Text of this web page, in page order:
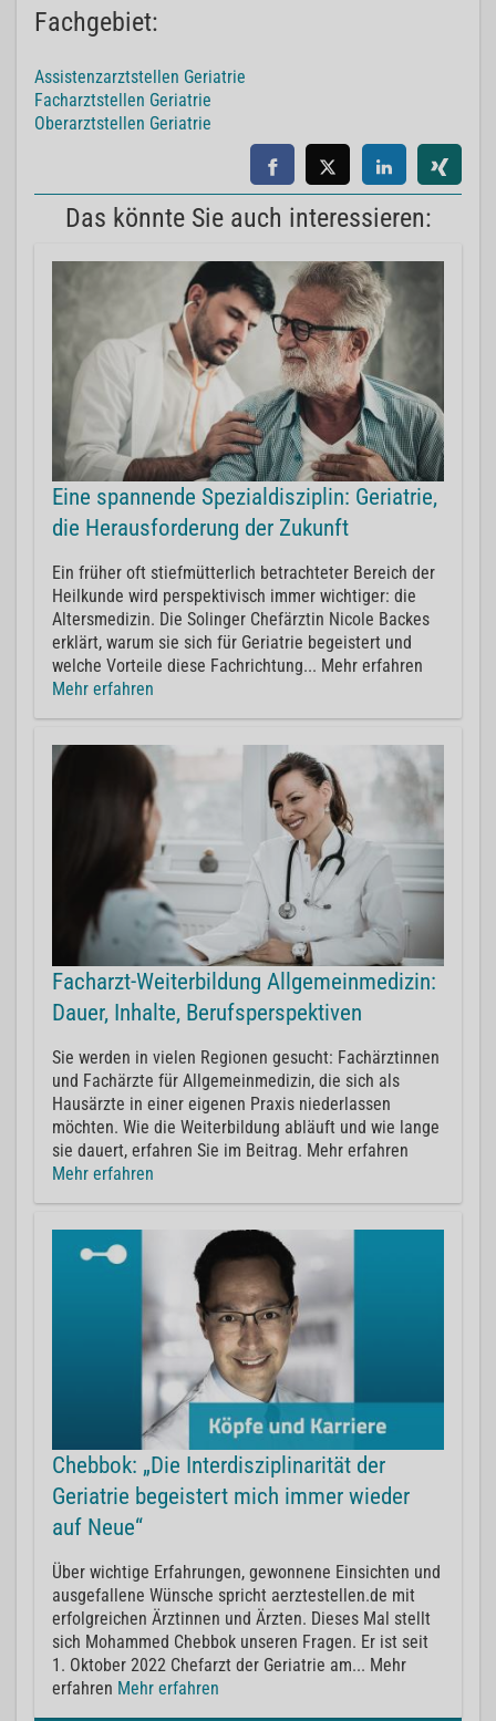
Fachgebiet:
Assistenzarztstellen Geriatrie
Facharztstellen Geriatrie
Oberarztstellen Geriatrie
Das könnte Sie auch interessieren:
Eine spannende Spezialdisziplin: Geriatrie,
die Herausforderung der Zukunft
Ein früher oft stiefmütterlich betrachteter Bereich der
Heilkunde wird perspektivisch immer wichtiger: die
Altersmedizin. Die Solinger Chefärztin Nicole Backes
erklärt, warum sie sich für Geriatrie begeistert und
welche Vorteile diese Fachrichtung... Mehr erfahren
Mehr erfahren
Facharzt-Weiterbildung Allgemeinmedizin:
Dauer, Inhalte, Berufsperspektiven
Sie werden in vielen Regionen gesucht: Fachärztinnen
und Fachärzte für Allgemeinmedizin, die sich als
Hausärzte in einer eigenen Praxis niederlassen
möchten. Wie die Weiterbildung abläuft und wie lange
sie dauert, erfahren Sie im Beitrag. Mehr erfahren
Mehr erfahren
Chebbok: „Die Interdisziplinarität der
Geriatrie begeistert mich immer wieder
auf Neue“
Über wichtige Erfahrungen, gewonnene Einsichten und
ausgefallene Wünsche spricht aerztestellen.de mit
erfolgreichen Ärztinnen und Ärzten. Dieses Mal stellt
sich Mohammed Chebbok unseren Fragen. Er ist seit
1. Oktober 2022 Chefarzt der Geriatrie am... Mehr
erfahren Mehr erfahren